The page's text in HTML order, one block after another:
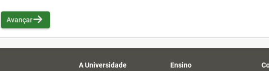
Avançar
A Universidade Ensino